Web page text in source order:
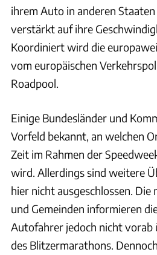
ihrem Auto in anderen
verstärkt auf ihre
Koordiniert wird die
vom europäischen
Roadpool.
Einige Bundesländer und
Vorfeld bekannt, an welchen
Zeit im Rahmen der
wird. Allerdings sind weitere
hier nicht ausgeschlossen. Die
und Gemeinden informieren
Autofahrer jedoch nicht vorab
des Blitzermarathons.